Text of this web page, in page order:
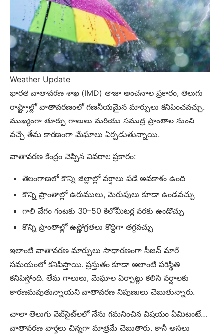
Weather Update
భారత వాతావరణ శాఖ (IMD) తాజా అంచనాల ప్రకారం, తెలుగు
రాష్ట్రాల్లో వాతావరణంలో గణనీయమైన మార్పులు కనిపించవచ్చు.
ముఖ్యంగా తూర్పు గాలులు మరియు సముద్ర ప్రాంతాల నుంచి
వచ్చే తేమ కారణంగా మేఘాలు ఏర్పడుతున్నాయి.
వాతావరణ కేంద్రం చెప్పిన వివరాల ప్రకారం:
తెలంగాణలో కొన్ని జిల్లాల్లో వర్షాలు పడే అవకాశం ఉంది
కొన్ని ప్రాంతాల్లో ఉరుములు, మెరుపులు కూడా ఉండవచ్చు
గాలి వేగం గంటకు 30–50 కిలోమీటర్ల వరకు ఉండొచ్చు
కొన్ని ప్రాంతాల్లో ఉష్ణోగ్రతలు కొద్దిగా తగ్గవచ్చు
ఇలాంటి వాతావరణ మార్పులు సాధారణంగా సీజన్ మారే
సమయంలో కనిపిస్తాయి. ప్రస్తుతం కూడా అలాంటి పరిస్థితి
కనిపిస్తోంది. తేమ గాలులు, మేఘాల ఏర్పాట్లు కలిసి వర్షాలకు
కారణమవుతున్నాయని వాతావరణ నిపుణులు చెబుతున్నారు.
చాలా తెలుగు వెబ్‌సైట్‌లలో నేను గమనించిన విషయం ఏమిటంటే…
వాతావరణ వార్తలు చిన్నగా మాత్రమే చెబుతారు. కానీ అసలు